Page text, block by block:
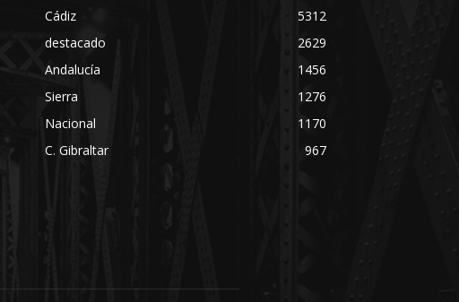
Cádiz
5312
destacado
2629
Andalucía
1456
Sierra
1276
Nacional
1170
C. Gibraltar
967